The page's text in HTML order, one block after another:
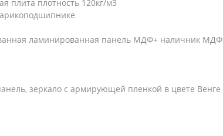
плита плотность 120кг/м3
ламинированная панель МДФ+ наличник МДФ
зеркало с армирующей пленкой в цвете Венге